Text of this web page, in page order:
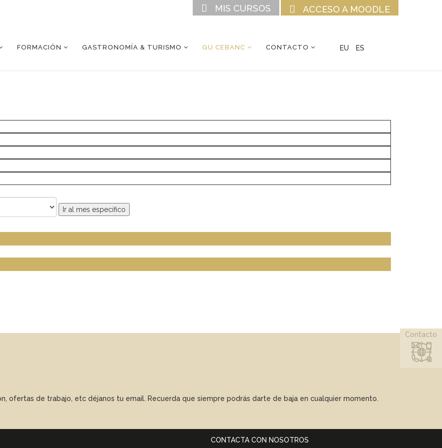
ACCESO A MOODLE
MIS CURSOS
FORMACIÓN GASTRONOMÍA & TURISMO GU CEBANC CONTACTO EU ES
Ir al mes específico
ofertas de trabajo, etc déjanos tu email. Recuerda que siempre podrás darte de baja en cualquier momento.
CONTACTA CON NOSOTROS
Contacto